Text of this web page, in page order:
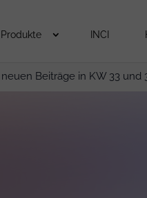
Produkte INCI
Beiträge in KW 33 und